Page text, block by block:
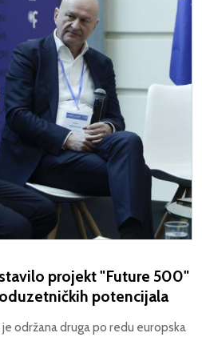
projekt "Future 500"
potencijala
održana druga po redu europska